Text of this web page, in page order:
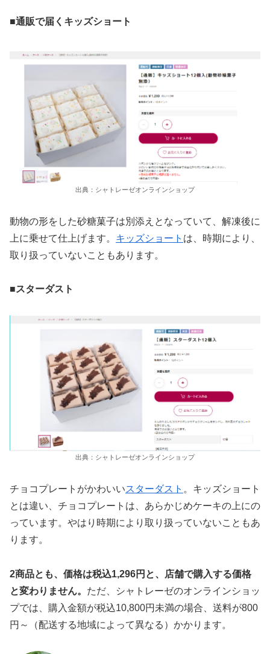
■通販で届くキッズショート
出典：シャトレーゼオンラインショップ
動物の形をした砂糖菓子は別添えとなっていて、解凍後に
上に乗せて仕上げます。 キッズショート は、時期により、
取り扱っていないこともあります。
■スターダスト
出典：シャトレーゼオンラインショップ
チョコプレートがかわいいスターダスト 。キッズショート
とは違い、チョコプレートは、あらかじめケーキの上にの
っています。やはり時期により取り扱っていないこともあ
ります。
2商品とも、価格は税込1,296円と、店舗で購入する価格
と変わりません。 ただ、シャトレーゼのオンラインショッ
プでは、購入金額が税込10,800円未満の場合、送料が800
円～（配送する地域によって異なる）かかります。